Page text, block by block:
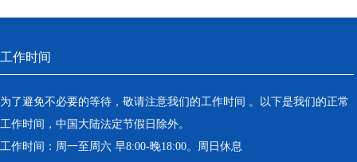
工作时间
为了避免不必要的等待，敬请注意我们的工作时间 。以下是我们的正常
工作时间，中国大陆法定节假日除外。
工作时间：周一至周六 早8:00-晚18:00。周日休息